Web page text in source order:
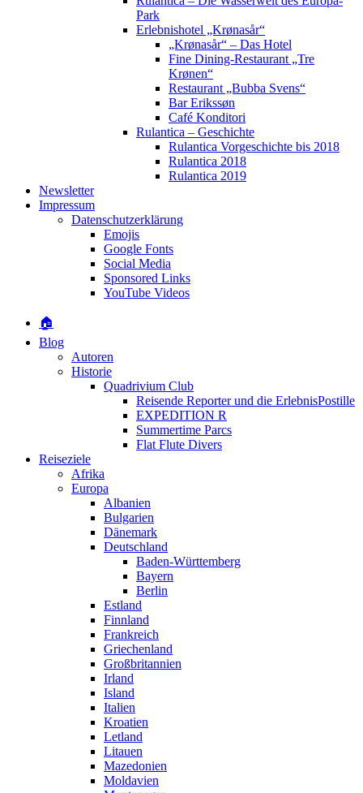
Park
Erlebnishotel „Krønasår“
„Krønasår“ – Das Hotel
Fine Dining-Restaurant „Tre
Krønen“
Restaurant „Bubba Svens“
Bar Erikssøn
Café Konditori
Rulantica – Geschichte
Rulantica Vorgeschichte bis 2018
Rulantica 2018
Rulantica 2019
Newsletter
Impressum
Datenschutzerklärung
Emojis
Google Fonts
Social Media
Sponsored Links
YouTube Videos
🏠
Blog
Autoren
Historie
Quadrivium Club
Reisende Reporter und die ErlebnisPostille
EXPEDITION R
Summertime Parcs
Flat Flute Divers
Reiseziele
Afrika
Europa
Albanien
Bulgarien
Dänemark
Deutschland
Baden-Württemberg
Bayern
Berlin
Estland
Finnland
Frankreich
Griechenland
Großbritannien
Irland
Island
Italien
Kroatien
Letland
Litauen
Mazedonien
Moldavien